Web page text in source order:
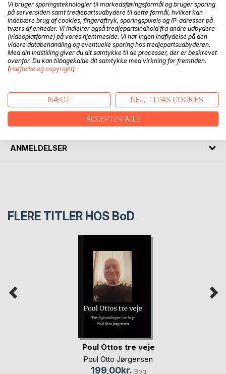
BESKRIVELSE
Der var skrevet meget om sabotagen ud for Bornholm på
Nordstream gasledningerne fra Rusland til Vesteuropa med
forskellige teorier. Her er min teori og historie!
FORFATTER
ANMELDELSER
FLERE TITLER HOS BoD
Poul Ottos tre veje
Poul Otto Jørgensen
199,00kr. Bog
Vi bruger sporingsteknologier til markedsføringsformål og bruger sporing
på serversiden samt tredjepartsudbydere til dette formål, hvilket kan
indebære brug af cookies, fingeraftryk, sporingspixels og IP-adresser på
tværs af enheder. Vi indlejrer også tredjepartsindhold fra andre udbydere
(videoplatforme) på vores hjemmeside. Vi har ingen indflydelse på den
videre databehandling og eventuelle sporing hos tredjepartsudbyderen.
Med din indstilling giver du dit samtykke til de processer, der er beskrevet
ovenfor. Du kan tilbagekalde dit samtykke med virkning for fremtiden.
(Hæftelse og copyright)
NÆGT NEJ, TILPAS COOKIES
ACCEPTER ALLE